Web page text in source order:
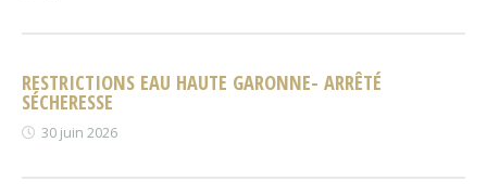
RESTRICTIONS EAU HAUTE GARONNE- ARRÊTÉ
SÉCHERESSE
30 juin 2026